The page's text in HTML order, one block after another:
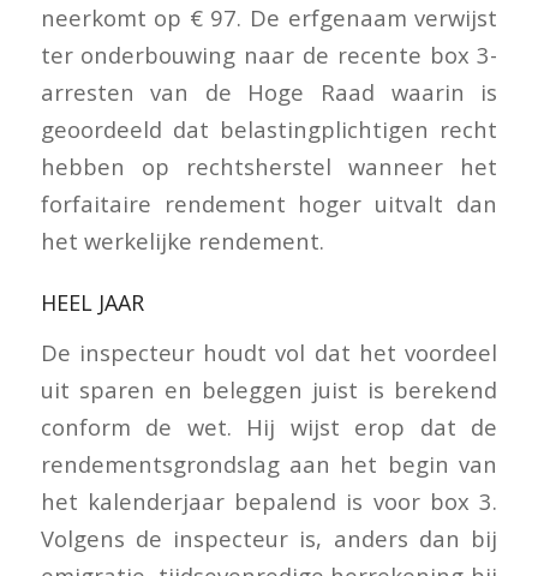
neerkomt op € 97. De erfgenaam verwijst
ter onderbouwing naar de recente box 3-
arresten van de Hoge Raad waarin is
geoordeeld dat belastingplichtigen recht
hebben op rechtsherstel wanneer het
forfaitaire rendement hoger uitvalt dan
het werkelijke rendement.
HEEL JAAR
De inspecteur houdt vol dat het voordeel
uit sparen en beleggen juist is berekend
conform de wet. Hij wijst erop dat de
rendementsgrondslag aan het begin van
het kalenderjaar bepalend is voor box 3.
Volgens de inspecteur is, anders dan bij